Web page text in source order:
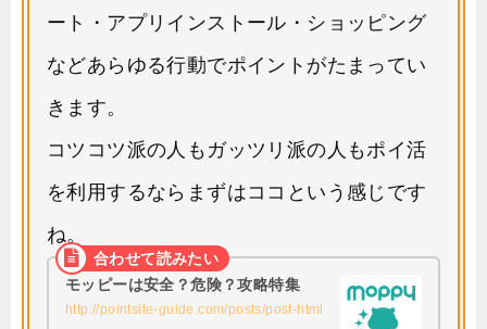
ート・アプリインストール・ショッピング
などあらゆる行動でポイントがたまってい
きます。
コツコツ派の人もガッツリ派の人もポイ活
を利用するならまずはココという感じです
ね。
モッピーは安全？危険？攻略特集
http://pointsite-guide.com/posts/post-html